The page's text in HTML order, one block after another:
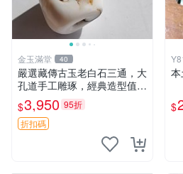
金玉滿堂 40
嚴選藏傳古玉老白石三通，大
孔道手工雕琢，經典造型值得
收藏，直徑1.38cm對孔1.22c
m高1.24cm 古玉 三通 玉器
$3,950 95折
折扣碼
$